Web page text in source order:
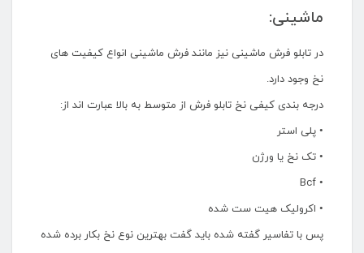
ماشینی:
در تابلو فرش ماشینی نیز مانند فرش ماشینی انواع کیفیت های
نخ وجود دارد.
درجه بندی کیفی نخ تابلو فرش از متوسط به بالا عبارت اند از:
• پلی استر
• تک نخ یا ورژن
• Bcf
• اکرولیک هیت ست شده
پس با تفاسیر گفته شده باید گفت بهترین نوع نخ بکار برده شده